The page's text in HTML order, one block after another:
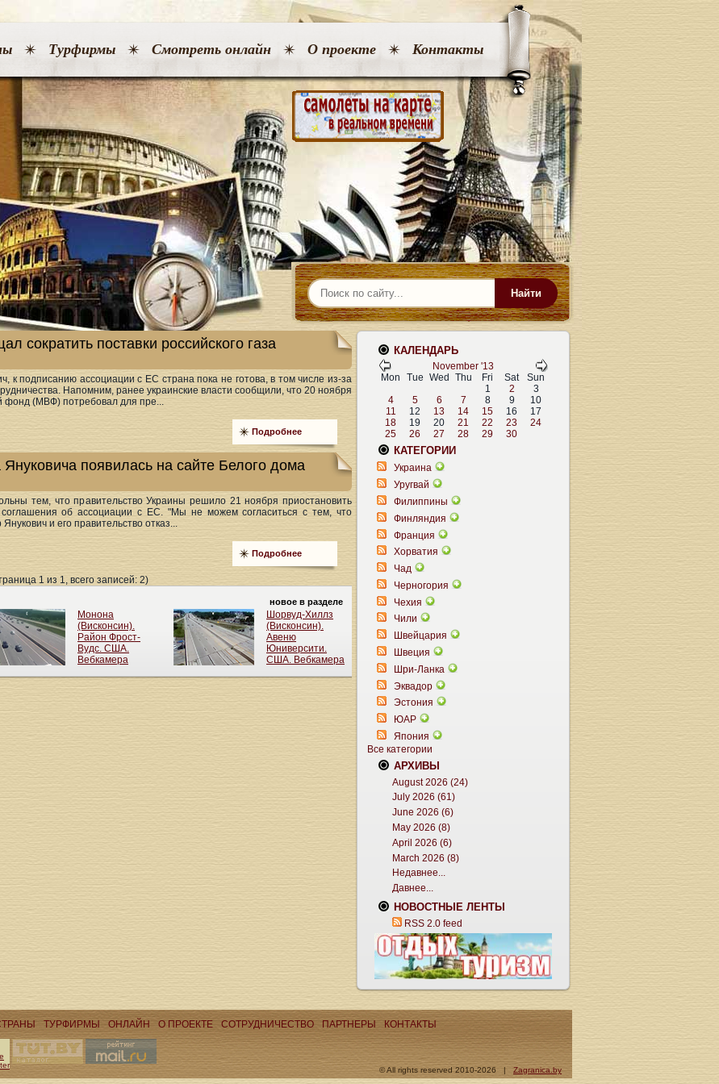
Турфирмы Смотреть онлайн О проекте Контакты
Найти
сократить поставки российского газа
к подписанию ассоциации с ЕС страна пока не готова, в том числе из-за
Напомним, ранее украинские власти сообщили, что 20 ноября
(МВФ) потребовал для пре...
Подробнее
появилась на сайте Белого дома
тем, что правительство Украины решило 21 ноября приостановить
соглашения об ассоциации с ЕС. "Мы не можем согласиться с тем, что
и его правительство отказ...
Подробнее
1 из 1, всего записей: 2)
КАЛЕНДАРЬ
November '13
Mon
Tue Wed Thu Fri Sat
Sun
1
2
3
4
5 6 7 8 9
10
11
12 13 14 15 16
17
18
19 20 21 22 23
24
25
26 27 28 29 30
КАТЕГОРИИ
Украина
Уругвай
Филиппины
Финляндия
Франция
Хорватия
Чад
Черногория
Чехия
Чили
Швейцария
Швеция
Шри-Ланка
Эквадор
Эстония
ЮАР
Япония
Все категории
АРХИВЫ
August 2026 (24)
July 2026 (61)
June 2026 (6)
May 2026 (8)
April 2026 (6)
March 2026 (8)
Недавнее...
Давнее...
НОВОСТНЫЕ ЛЕНТЫ
RSS 2.0 feed
ТУРФИРМЫ ОНЛАЙН О ПРОЕКТЕ CОТРУДНИЧЕСТВО ПАРТНЕРЫ КОНТАКТЫ
© All rights reserved 2010-2026 | Zagranica.by